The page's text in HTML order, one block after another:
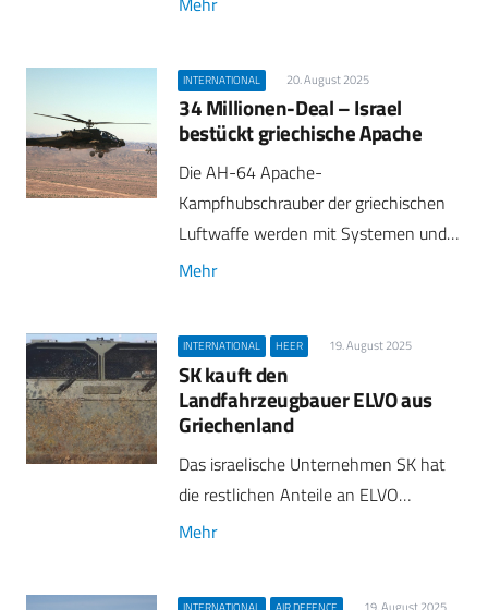
INTERNATIONAL 20. August 2025
34 Millionen-Deal – Israel
bestückt griechische Apache
Die AH-64 Apache-
Kampfhubschrauber der griechischen
Luftwaffe werden mit Systemen und…
Mehr
INTERNATIONAL HEER 19. August 2025
SK kauft den
Landfahrzeugbauer ELVO aus
Griechenland
Das israelische Unternehmen SK hat
die restlichen Anteile an ELVO…
Mehr